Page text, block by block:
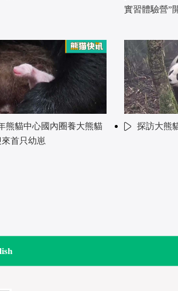
實習體驗營”
熊貓中心國內圈養大熊貓
首只幼崽
探訪大熊